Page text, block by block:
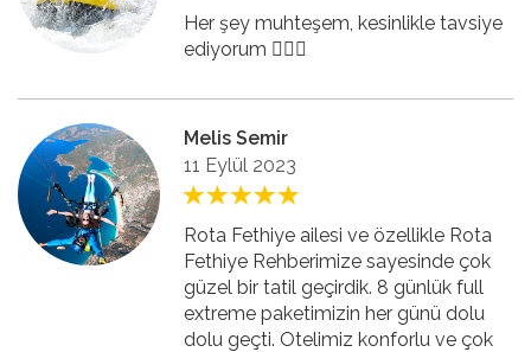
Her şey muhteşem, kesinlikle tavsiye
ediyorum 👍🏻🤩
Melis Semir
11 Eylül 2023
Rota Fethiye ailesi ve özellikle Rota
Fethiye Rehberimize sayesinde çok
güzel bir tatil geçirdik. 8 günlük full
extreme paketimizin her günü dolu
dolu geçti. Otelimiz konforlu ve çok